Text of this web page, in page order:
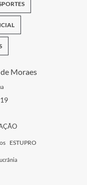
Moraes
ESTUPRO